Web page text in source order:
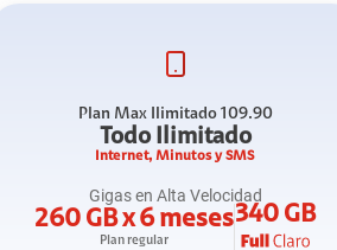
Plan Max Ilimitado 109.90
Todo Ilimitado
Internet, Minutos y SMS
Gigas en Alta Velocidad
260 GB x 6 meses
Plan regular
340 GB